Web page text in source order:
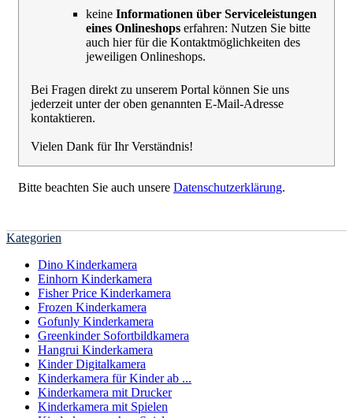
keine Informationen über Serviceleistungen
eines Onlineshops erfahren: Nutzen Sie bitte
auch hier für die Kontaktmöglichkeiten des
jeweiligen Onlineshops.
Bei Fragen direkt zu unserem Portal können Sie uns
jederzeit unter der oben genannten E-Mail-Adresse
kontaktieren.
Vielen Dank für Ihr Verständnis!
Bitte beachten Sie auch unsere Datenschutzerklärung.
Kategorien
Dino Kinderkamera
Einhorn Kinderkamera
Fisher Price Kinderkamera
Frozen Kinderkamera
Gofunly Kinderkamera
Greenkinder Sofortbildkamera
Hangrui Kinderkamera
Kinder Digitalkamera
Kinderkamera für Kinder ab ...
Kinderkamera mit Drucker
Kinderkamera mit Spielen